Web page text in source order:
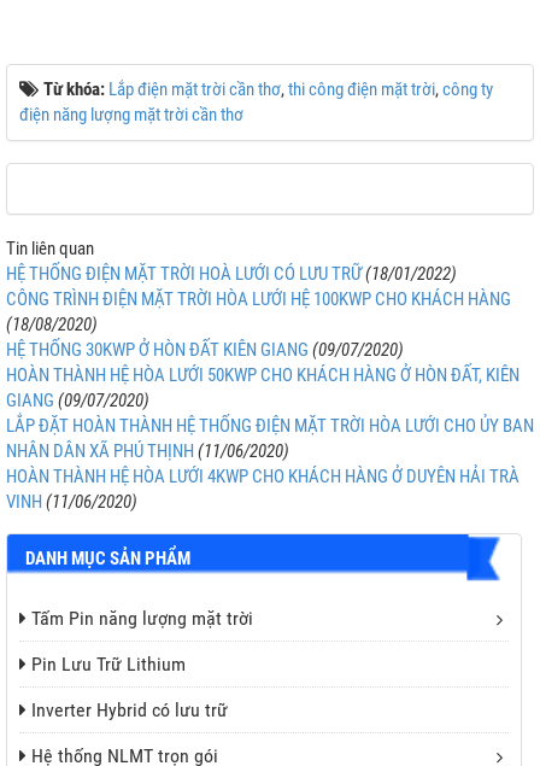
Từ khóa: Lắp điện mặt trời cần thơ,thi công điện mặt trời,công ty
điện năng lượng mặt trời cần thơ
Tin liên quan
HỆ THỐNG ĐIỆN MẶT TRỜI HOÀ LƯỚI CÓ LƯU TRỮ(18/01/2022)
CÔNG TRÌNH ĐIỆN MẶT TRỜI HÒA LƯỚI HỆ 100KWP CHO KHÁCH HÀNG
(18/08/2020)
HỆ THỐNG 30KWP Ở HÒN ĐẤT KIÊN GIANG (09/07/2020)
HOÀN THÀNH HỆ HÒA LƯỚI 50KWP CHO KHÁCH HÀNG Ở HÒN ĐẤT, KIÊN
GIANG (09/07/2020)
LẮP ĐẶT HOÀN THÀNH HỆ THỐNG ĐIỆN MẶT TRỜI HÒA LƯỚI CHO ỦY BAN
NHÂN DÂN XÃ PHÚ THỊNH(11/06/2020)
HOÀN THÀNH HỆ HÒA LƯỚI 4KWP CHO KHÁCH HÀNG Ở DUYÊN HẢI TRÀ
VINH(11/06/2020)
DANH MỤC SẢN PHẨM
Tấm Pin năng lượng mặt trời
Pin Lưu Trữ Lithium
Inverter Hybrid có lưu trữ
Hệ thống NLMT trọn gói